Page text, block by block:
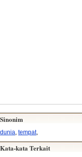
Sinonim
dunia tempat,
Kata-kata Terkait